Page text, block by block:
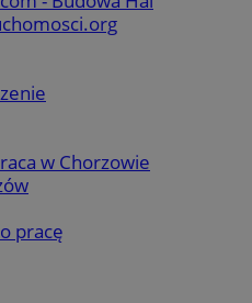
w Chorzowie
pracę